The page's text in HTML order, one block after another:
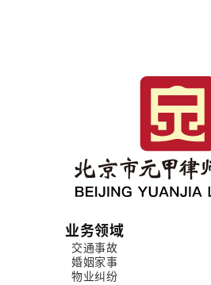
业务领域
交通事故
婚姻家事
物业纠纷